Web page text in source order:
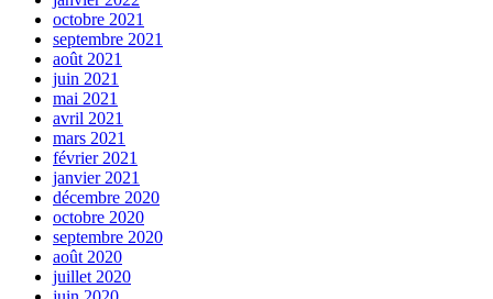
octobre 2021
septembre 2021
août 2021
juin 2021
mai 2021
avril 2021
mars 2021
février 2021
janvier 2021
décembre 2020
octobre 2020
septembre 2020
août 2020
juillet 2020